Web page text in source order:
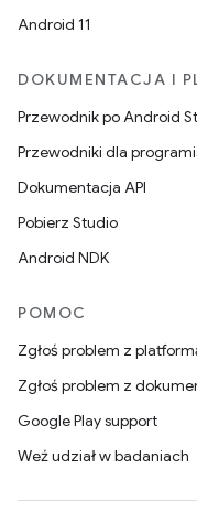
Android 11
DOKUMENTACJA I
Przewodnik po Android
Przewodniki dla
Dokumentacja API
Pobierz Studio
Android NDK
POMOC
Zgłoś problem z
Zgłoś problem z
Google Play support
Weź udział w badaniach